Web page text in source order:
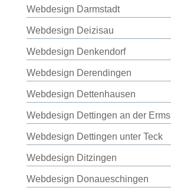
Webdesign Darmstadt
Webdesign Deizisau
Webdesign Denkendorf
Webdesign Derendingen
Webdesign Dettenhausen
Webdesign Dettingen an der Erms
Webdesign Dettingen unter Teck
Webdesign Ditzingen
Webdesign Donaueschingen